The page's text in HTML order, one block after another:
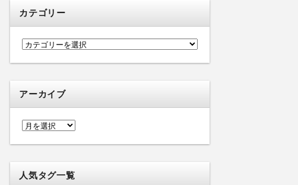
カテゴリー
カ
リ
ー
アーカイブ
ア
イ
ブ
人気タグ一覧